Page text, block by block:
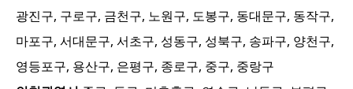
광진구, 구로구, 금천구, 노원구, 도봉구, 동대문구, 동작구,
마포구, 서대문구, 서초구, 성동구, 성북구, 송파구, 양천구,
영등포구, 용산구, 은평구, 종로구, 중구, 중랑구